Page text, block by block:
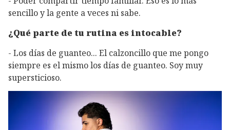
sencillo y la gente a veces ni sabe.
¿Qué parte de tu rutina es intocable?
- Los días de guanteo... El calzoncillo que me pongo
siempre es el mismo los días de guanteo. Soy muy
supersticioso.